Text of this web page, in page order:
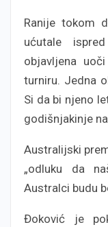
Ranije tokom
ućutale
objavljena
turniru. Jedna
Si da bi njeno
godišnjakinje
Australijski
„odluku da
Australci budu
Đoković je